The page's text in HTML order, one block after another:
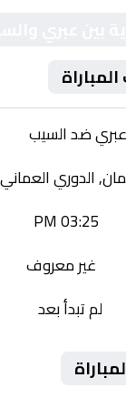
عبري ضد السيب
الدوري العماني
غير معروف
لم تبدأ بعد